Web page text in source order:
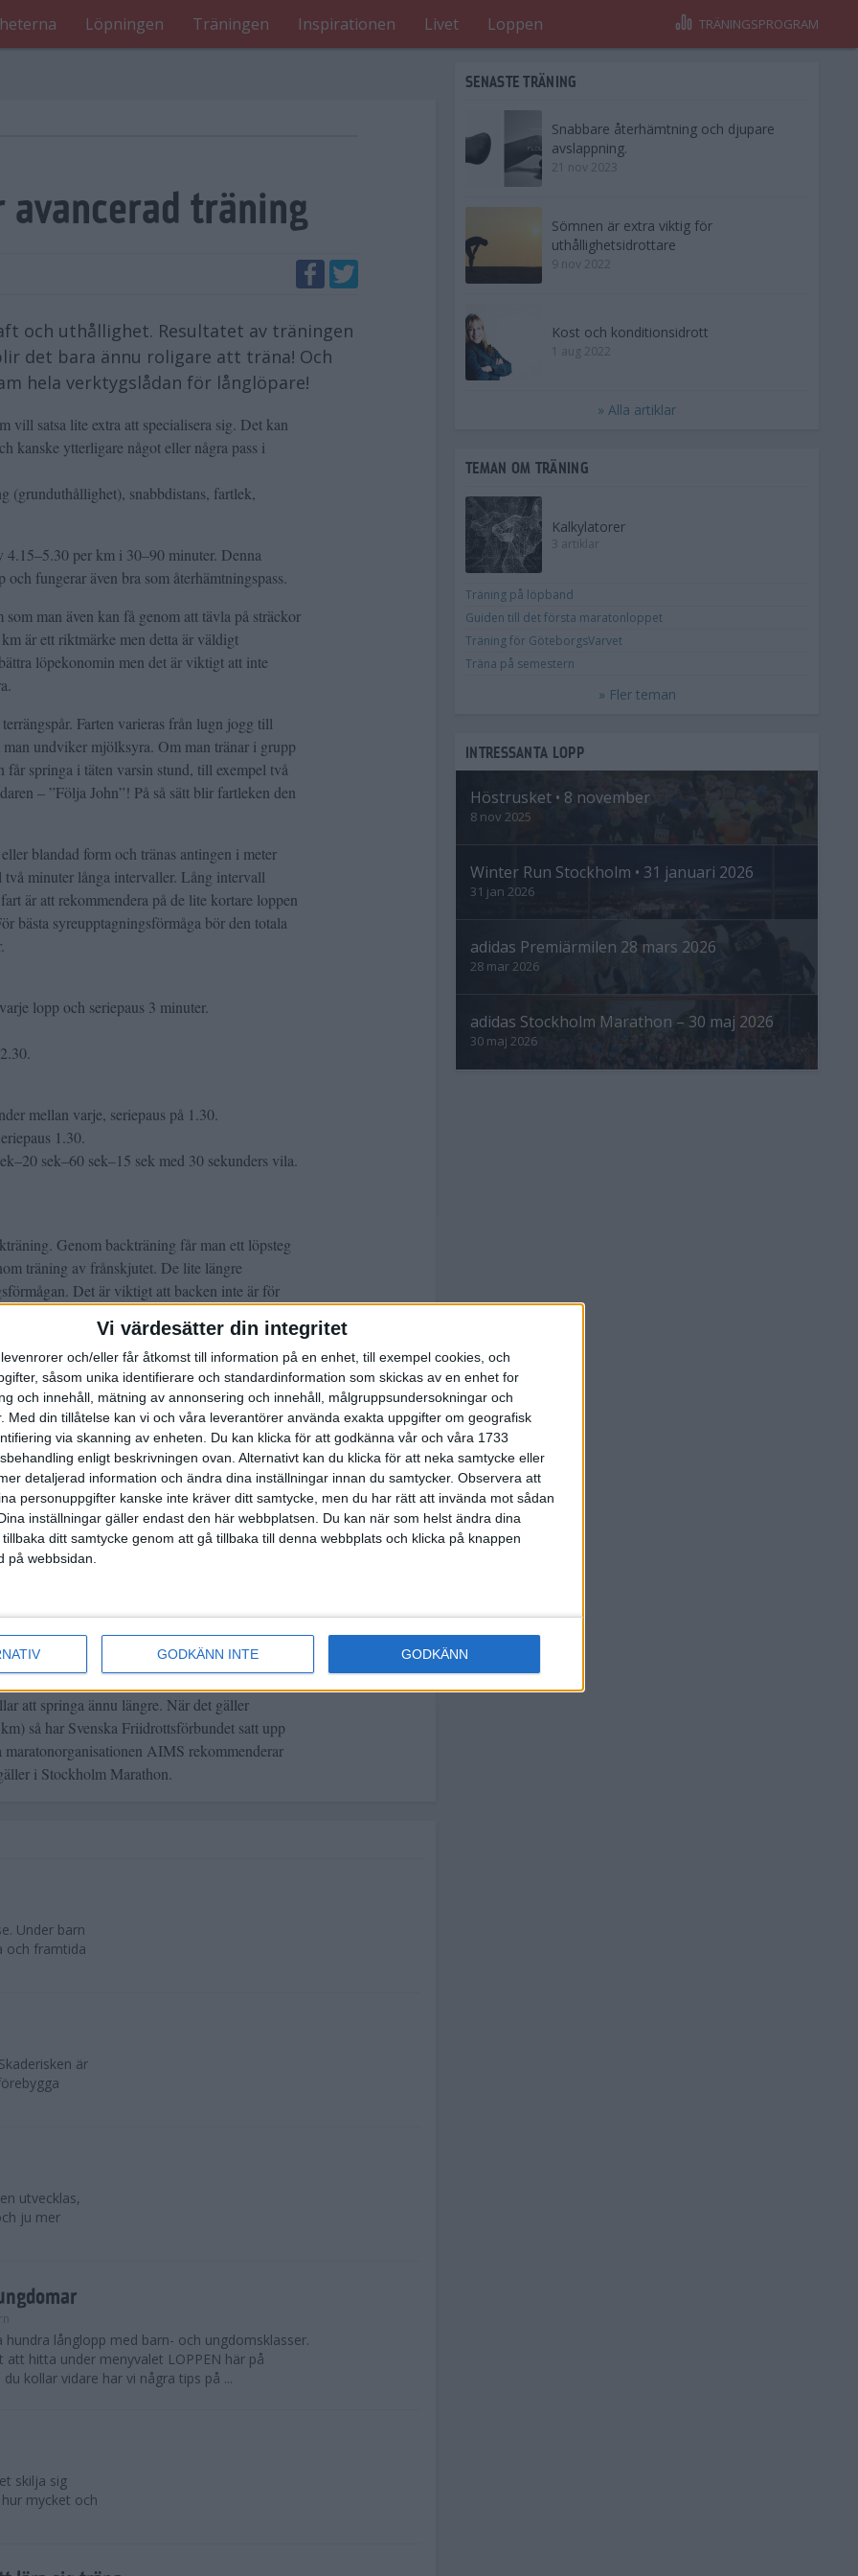
Vi värdesätter din integritet
och/eller får åtkomst till information på en enhet, till exempel cookies, och
såsom unika identifierare och standardinformation som skickas av en enhet for
och innehåll, mätning av annonsering och innehåll, målgruppsundersokningar och
Med din tillåtelse kan vi och våra leverantörer använda exakta uppgifter om geografisk
via skanning av enheten. Du kan klicka för att godkänna vår och våra 1733
enligt beskrivningen ovan. Alternativt kan du klicka för att neka samtycke eller
detaljerad information och ändra dina inställningar innan du samtycker. Observera att
personuppgifter kanske inte kräver ditt samtycke, men du har rätt att invända mot sådan
inställningar gäller endast den här webbplatsen. Du kan när som helst ändra dina
ditt samtycke genom att gå tillbaka till denna webbplats och klicka på knappen
på webbsidan.
GODKÄNN INTE GODKÄNN
Löpningen Träningen Inspirationen Livet Loppen TRÄNINGSPROGRAM
träning
och uthållighet. Resultatet av träningen
det bara ännu roligare att träna! Och
hela verktygslådan för långlöpare!
vill satsa lite extra att specialisera sig. Det kan
kanske ytterligare något eller några pass i
(grunduthållighet), snabbdistans, fartlek,
4.15–5.30 per km i 30–90 minuter. Denna
fungerar även bra som återhämtningspass.
man även kan få genom att tävla på sträckor
är ett riktmärke men detta är väldigt
löpekonomin men det är viktigt att inte
Farten varieras från lugn jogg till
undviker mjölksyra. Om man tränar i grupp
får springa i täten varsin stund, till exempel två
– ”Följa John”! På så sätt blir fartleken den
blandad form och tränas antingen i meter
minuter långa intervaller. Lång intervall
är att rekommendera på de lite kortare loppen
bästa syreupptagningsförmåga bör den totala
lopp och seriepaus 3 minuter.
mellan varje, seriepaus på 1.30.
1.30.
sek–60 sek–15 sek med 30 sekunders vila.
Genom backträning får man ett löpsteg
träning av frånskjutet. De lite längre
Det är viktigt att backen inte är för
är trapplöpning, löpning i djup snö, i
lugn joggvila/snabb gång tillbaka.
allmänstyrka i form av sit-ups och armhävningar
och gör att man inte sjunker ihop så
och när det gäller terräng- och stadslopp
i ungdoms-SM är 15 år och de springer
och 4 km i terräng. Bandistanserna för 16–17-
och i terräng 4 km.
att springa ännu längre. När det gäller
så har Svenska Friidrottsförbundet satt upp
AIMS rekommenderar
i Stockholm Marathon.
Under barn
och framtida
är
utvecklas,
ju mer
långlopp med barn- och ungdomsklasser.
att hitta under menyvalet LOPPEN här på
kollar vidare har vi några tips på ...
skilja sig
mycket och
SENASTE TRÄNING
Snabbare återhämtning och djupare
avslappning.
21 nov 2023
Sömnen är extra viktig för
uthållighetsidrottare
9 nov 2022
Kost och konditionsidrott
1 aug 2022
» Alla artiklar
TEMAN OM TRÄNING
Kalkylatorer
3 artiklar
Träning på löpband
Guiden till det första maratonloppet
Träning för GöteborgsVarvet
Träna på semestern
» Fler teman
INTRESSANTA LOPP
Höstrusket • 8 november
8 nov 2025
Winter Run Stockholm • 31 januari 2026
31 jan 2026
adidas Premiärmilen 28 mars 2026
28 mar 2026
adidas Stockholm Marathon – 30 maj 2026
30 maj 2026